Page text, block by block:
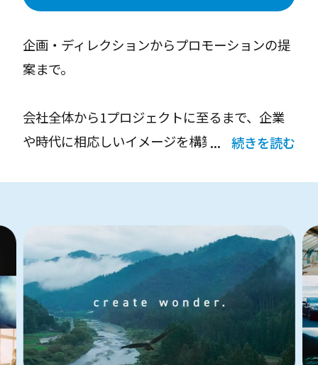
“イメージ・ブランディング・パートナー”で
す。
らゆる物事にワクワクさせてくれる人生を生み
出すことにあると私達は考え、イメージメイキ
企画・ディレクションからプロモーションの提
案まで。
会社全体から1プロジェクトに至るまで、企業
や時代に相応しいイメージを構築するお手伝い
続きを読む